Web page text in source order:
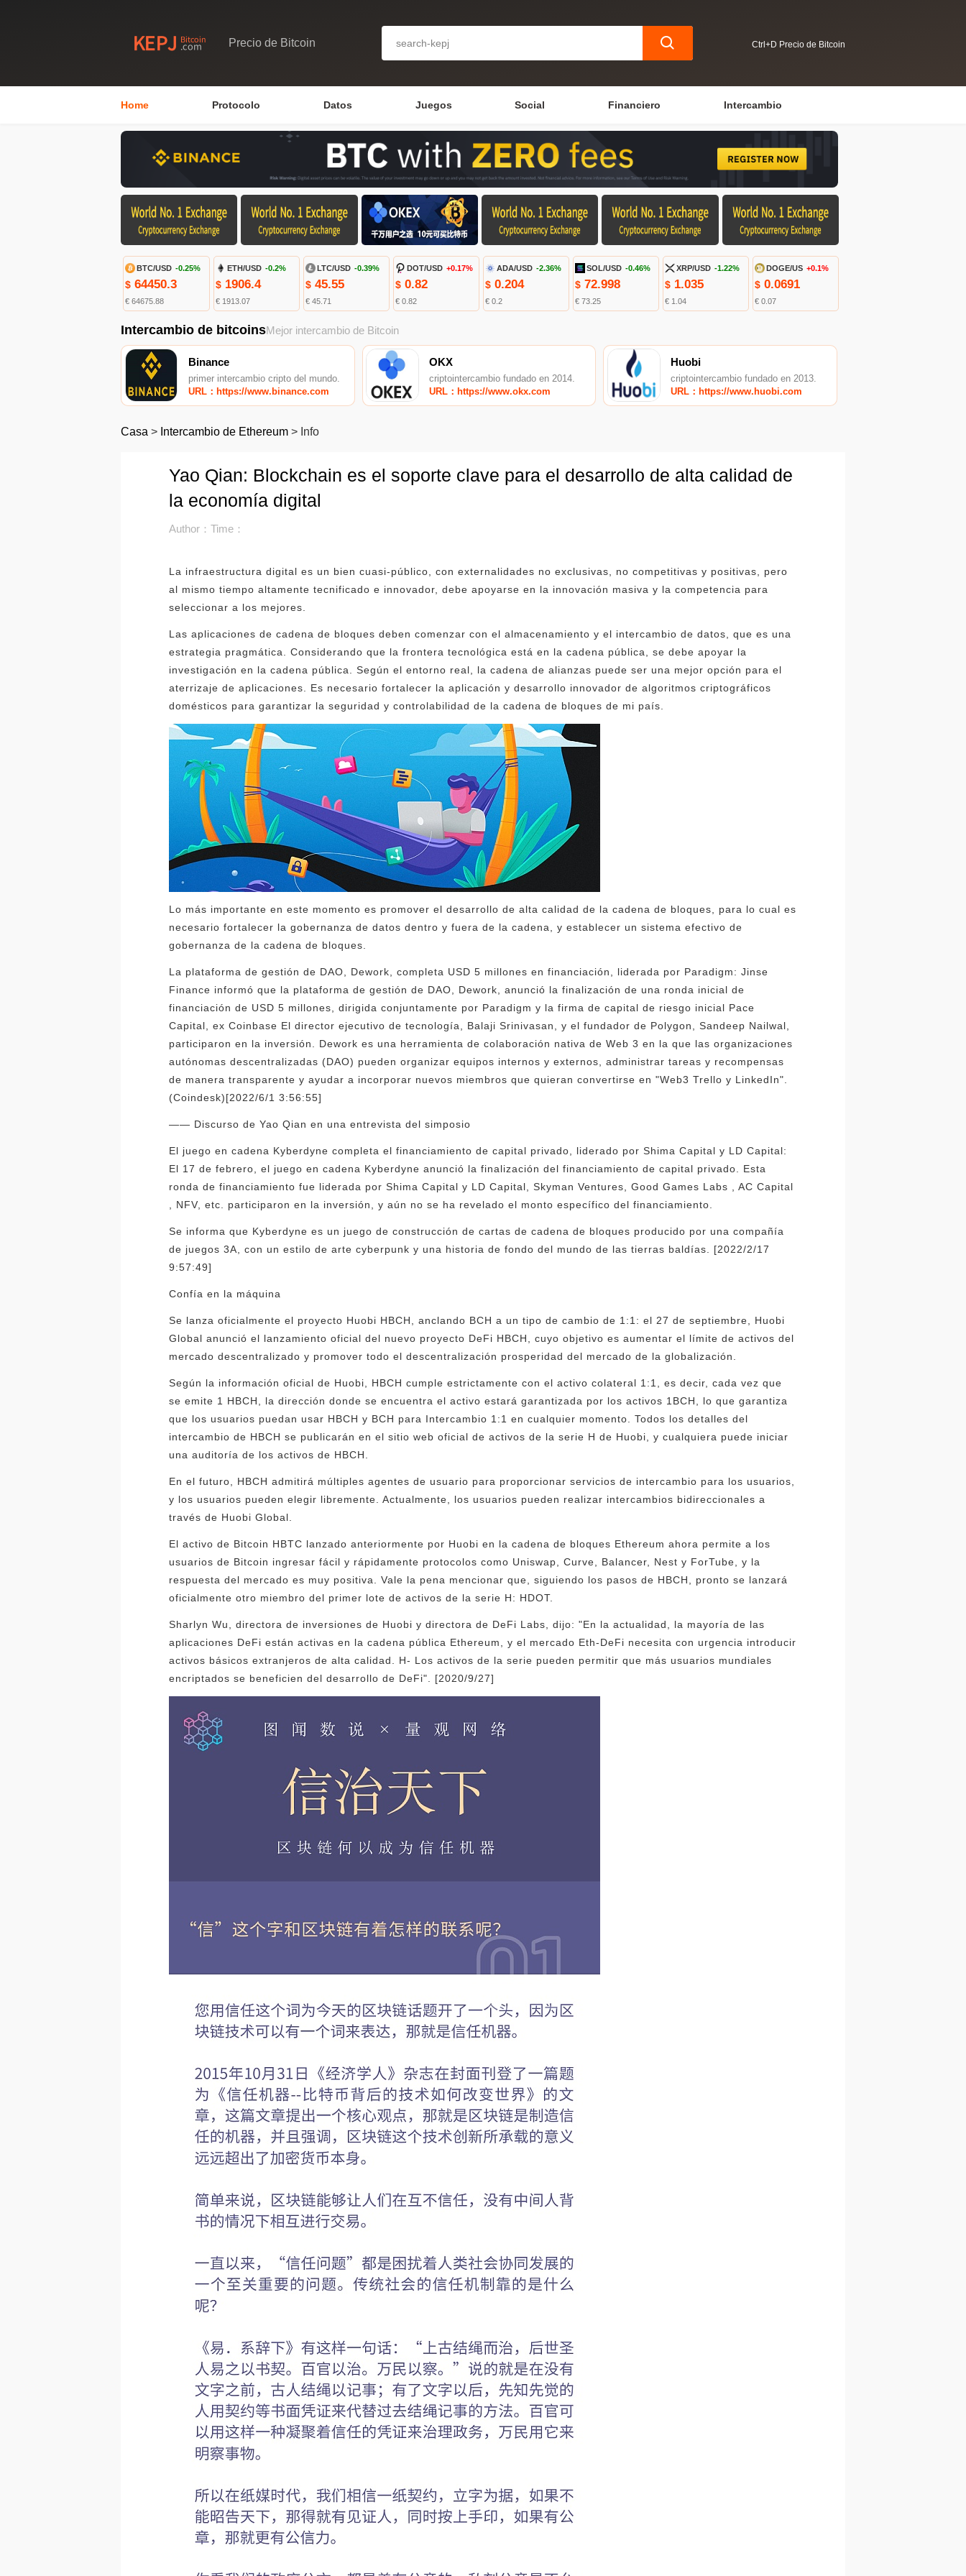
Precio de Bitcoin Ctrl+D Precio de Bitcoin
Home Protocolo Datos Juegos Social Financiero Intercambio
BTC/USD -0.25%
$ 64450.3
€ 64675.88
ETH/USD -0.2%
$1906.4
€ 1913.07
LTC/USD -0.39%
$45.55
€ 45.71
DOT/USD +0.17%
$0.82
€ 0.82
ADA/USD -2.36%
$0.204
€ 0.2
SOL/USD -0.46%
$ 72.998
€ 73.25
XRP/USD -1.22%
$ 1.035
€ 1.04
DOGE/US +0.1%
$ 0.0691
€ 0.07
Intercambio de bitcoinsMejor intercambio de Bitcoin
Binance
primer intercambio cripto del mundo.
URL：https://www.binance.com
OKX
criptointercambio fundado en 2014.
URL：https://www.okx.com
Huobi
criptointercambio fundado en 2013.
URL：https://www.huobi.com
Casa > Intercambio de Ethereum > Info
Yao Qian: Blockchain es el soporte clave para el desarrollo de alta calidad de
la economía digital
Author：Time：
La infraestructura digital es un bien cuasi-público, con externalidades no exclusivas, no competitivas y positivas, pero
al mismo tiempo altamente tecnificado e innovador, debe apoyarse en la innovación masiva y la competencia para
seleccionar a los mejores.
Las aplicaciones de cadena de bloques deben comenzar con el almacenamiento y el intercambio de datos, que es una
estrategia pragmática. Considerando que la frontera tecnológica está en la cadena pública, se debe apoyar la
investigación en la cadena pública. Según el entorno real, la cadena de alianzas puede ser una mejor opción para el
aterrizaje de aplicaciones. Es necesario fortalecer la aplicación y desarrollo innovador de algoritmos criptográficos
domésticos para garantizar la seguridad y controlabilidad de la cadena de bloques de mi país.
Lo más importante en este momento es promover el desarrollo de alta calidad de la cadena de bloques, para lo cual es
necesario fortalecer la gobernanza de datos dentro y fuera de la cadena, y establecer un sistema efectivo de
gobernanza de la cadena de bloques.
La plataforma de gestión de DAO, Dework, completa USD 5 millones en financiación, liderada por Paradigm: Jinse
Finance informó que la plataforma de gestión de DAO, Dework, anunció la finalización de una ronda inicial de
financiación de USD 5 millones, dirigida conjuntamente por Paradigm y la firma de capital de riesgo inicial Pace
Capital, ex Coinbase El director ejecutivo de tecnología, Balaji Srinivasan, y el fundador de Polygon, Sandeep Nailwal,
participaron en la inversión. Dework es una herramienta de colaboración nativa de Web 3 en la que las organizaciones
autónomas descentralizadas (DAO) pueden organizar equipos internos y externos, administrar tareas y recompensas
de manera transparente y ayudar a incorporar nuevos miembros que quieran convertirse en "Web3 Trello y LinkedIn".
(Coindesk)[2022/6/1 3:56:55]
—— Discurso de Yao Qian en una entrevista del simposio
El juego en cadena Kyberdyne completa el financiamiento de capital privado, liderado por Shima Capital y LD Capital:
El 17 de febrero, el juego en cadena Kyberdyne anunció la finalización del financiamiento de capital privado. Esta
ronda de financiamiento fue liderada por Shima Capital y LD Capital, Skyman Ventures, Good Games Labs , AC Capital
, NFV, etc. participaron en la inversión, y aún no se ha revelado el monto específico del financiamiento.
Se informa que Kyberdyne es un juego de construcción de cartas de cadena de bloques producido por una compañía
de juegos 3A, con un estilo de arte cyberpunk y una historia de fondo del mundo de las tierras baldías. [2022/2/17
9:57:49]
Confía en la máquina
Se lanza oficialmente el proyecto Huobi HBCH, anclando BCH a un tipo de cambio de 1:1: el 27 de septiembre, Huobi
Global anunció el lanzamiento oficial del nuevo proyecto DeFi HBCH, cuyo objetivo es aumentar el límite de activos del
mercado descentralizado y promover todo el descentralización prosperidad del mercado de la globalización.
Según la información oficial de Huobi, HBCH cumple estrictamente con el activo colateral 1:1, es decir, cada vez que
se emite 1 HBCH, la dirección donde se encuentra el activo estará garantizada por los activos 1BCH, lo que garantiza
que los usuarios puedan usar HBCH y BCH para Intercambio 1:1 en cualquier momento. Todos los detalles del
intercambio de HBCH se publicarán en el sitio web oficial de activos de la serie H de Huobi, y cualquiera puede iniciar
una auditoría de los activos de HBCH.
En el futuro, HBCH admitirá múltiples agentes de usuario para proporcionar servicios de intercambio para los usuarios,
y los usuarios pueden elegir libremente. Actualmente, los usuarios pueden realizar intercambios bidireccionales a
través de Huobi Global.
El activo de Bitcoin HBTC lanzado anteriormente por Huobi en la cadena de bloques Ethereum ahora permite a los
usuarios de Bitcoin ingresar fácil y rápidamente protocolos como Uniswap, Curve, Balancer, Nest y ForTube, y la
respuesta del mercado es muy positiva. Vale la pena mencionar que, siguiendo los pasos de HBCH, pronto se lanzará
oficialmente otro miembro del primer lote de activos de la serie H: HDOT.
Sharlyn Wu, directora de inversiones de Huobi y directora de DeFi Labs, dijo: "En la actualidad, la mayoría de las
aplicaciones DeFi están activas en la cadena pública Ethereum, y el mercado Eth-DeFi necesita con urgencia introducir
activos básicos extranjeros de alta calidad. H- Los activos de la serie pueden permitir que más usuarios mundiales
encriptados se beneficien del desarrollo de DeFi". [2020/9/27]